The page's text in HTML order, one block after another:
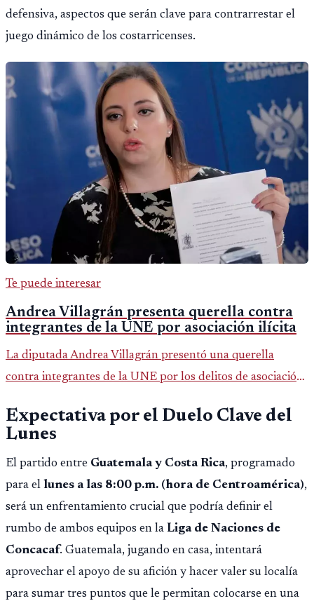
defensiva, aspectos que serán clave para contrarrestar el
juego dinámico de los costarricenses.
Te puede interesar
Andrea Villagrán presenta querella contra
integrantes de la UNE por asociación ilícita
La diputada Andrea Villagrán presentó una querella
contra integrantes de la UNE por los delitos de asociación
Expectativa por el Duelo Clave del
Lunes
El partido entre Guatemala y Costa Rica, programado
para el lunes a las 8:00 p.m. (hora de Centroamérica),
será un enfrentamiento crucial que podría definir el
rumbo de ambos equipos en la Liga de Naciones de
Concacaf. Guatemala, jugando en casa, intentará
aprovechar el apoyo de su afición y hacer valer su localía
para sumar tres puntos que le permitan colocarse en una